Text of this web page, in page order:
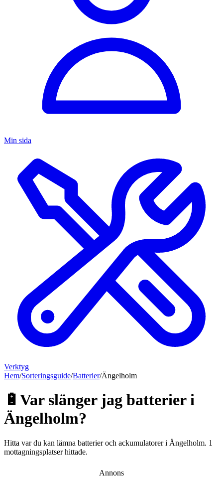
Min sida
Verktyg
Hem/Sorteringsguide/Batterier/Ängelholm
🔋 Var slänger jag batterieri
Ängelholm?
Hitta var du kan lämna batterier och ackumulatoreri Ängelholm. 1
mottagningsplatser hittade.
Annons